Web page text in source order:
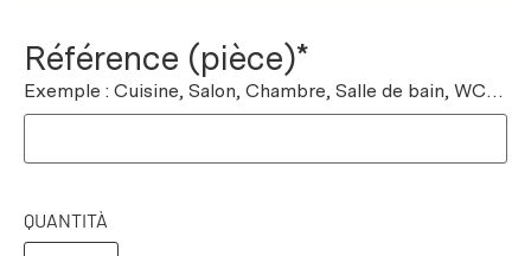
Référence (pièce)*
Exemple : Cuisine, Salon, Chambre, Salle de bain, WC…
QUANTITÀ